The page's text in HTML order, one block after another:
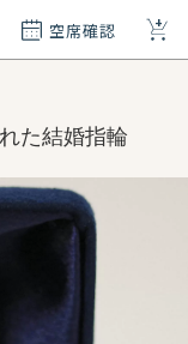
空席確認 +
た結婚指輪